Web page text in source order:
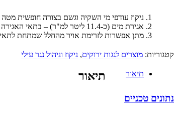
ניקוז עודפי מי השקיה וגשם בצורה חופשית מטה
אגירת מים (כ-11.4 ליטר למ"ר) – בתאי האגירה והובלת המים מעלה בהתאיידות ובהולכה נימית אל מצע הגידול והשורשים.
מתן אפשרות לזרימת אויר מהחלל שמתחת
קטגוריות: מוצרים לגגות ירוקים, ניקוז וניהול נגר עילי
תיאור תיאור
נתונים טכניים